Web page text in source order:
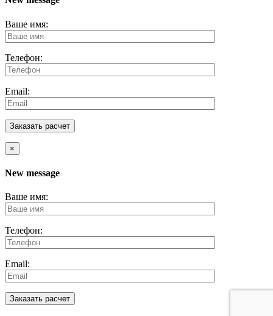
Ваше имя:
Телефон:
Email:
×
New message
Ваше имя:
Телефон:
Email: